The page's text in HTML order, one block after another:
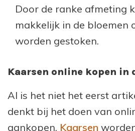
Door de ranke afmeting
makkelijk in de bloemen
worden gestoken.
Kaarsen online kopen in
Al is het niet het eerst
denkt bij het doen van
aankopen. Kaarsen